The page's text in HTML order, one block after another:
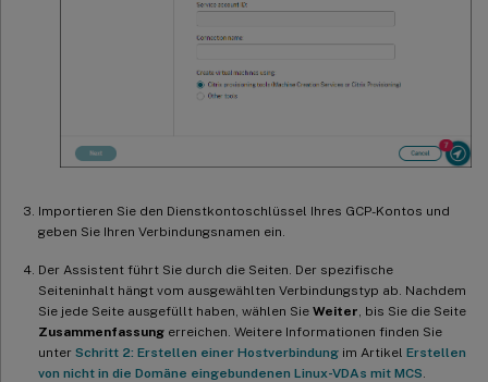
Importieren Sie den Dienstkontoschlüssel Ihres GCP-Kontos und
geben Sie Ihren Verbindungsnamen ein.
Der Assistent führt Sie durch die Seiten. Der spezifische
Seiteninhalt hängt vom ausgewählten Verbindungstyp ab. Nachdem
Sie jede Seite ausgefüllt haben, wählen Sie Weiter , bis Sie die Seite
Zusammenfassung erreichen. Weitere Informationen finden Sie
unter Schritt 2: Erstellen einer Hostverbindung im Artikel Erstellen
von nicht in die Domäne eingebundenen Linux-VDAs mit MCS